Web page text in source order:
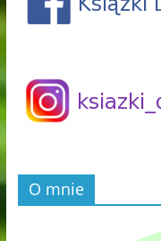
O mnie